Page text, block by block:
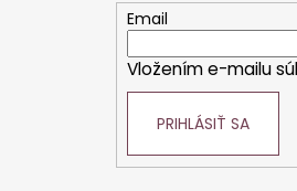
Email
Vložením e-mailu
PRIHLÁSIŤ SA